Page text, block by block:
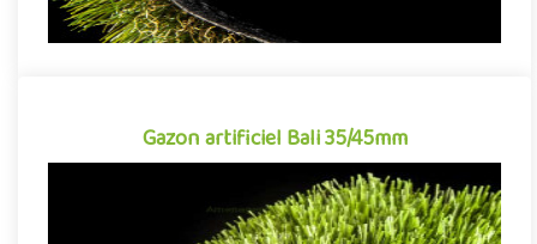
Gazon artificiel Bali 35/45mm